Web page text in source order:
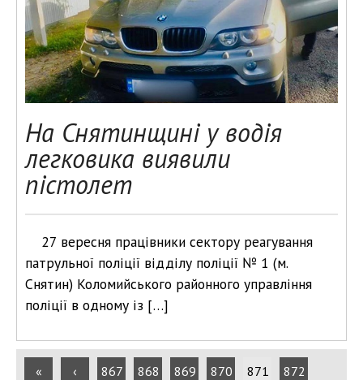
На Снятинщині у водія
легковика виявили
пістолет
27 вересня працівники сектору реагування
патрульної поліції відділу поліції № 1 (м.
Снятин) Коломийського районного управління
поліції в одному із […]
« ‹ 867 868 869 870 871 872